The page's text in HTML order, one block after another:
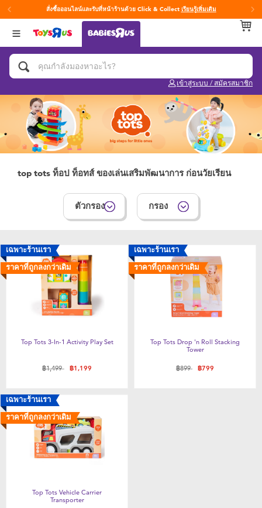
สั่งซื้อออนไลน์และรับที่หน้าร้านด้วย Click & Collect เรียนรู้เพิ่มเติม
เข้าสู่ระบบ / สมัครสมาชิก
กลับ
หมวดหมู่
แผ่นรองนอนเพลย์ยิม
ของเล่นสำหรับเด็กทารกและวัยหัดเดิน
ของขวัญและของฝากสำหรับเด็กทารก
อุปกรณ์ฝึกการอาบน้ำและการขับถ่าย
คาร์ซีทและเบาะเสริมที่นั่ง
อุปกรณ์ป้อนอาหารและอาหาร
สุขภาพและความปลอดภัย
รถเข็นเด็ก
อุปกรณ์สำหรับผู้ตั้งครรภ์
ผ้าเช็ดตัวและเครื่องนอน
แบตเตอรี่
กลับ
แบรนด์
Fisher-Price ฟิชเชอร์ ไพรซ์
กลับ
Age
0~2 ปี
3~4 ปี
5~7 ปี
8~11 ปี
12~14 ปี
top tots ท็อป ท็อทส์ ของเล่นเสริมพัฒนาการ ก่อนวัยเรียน
ตัวกรอง กรอง
เฉพาะร้านเรา
ราคาที่ถูกลงกว่าเดิม
Top Tots 3-In-1 Activity Play Set
ลดราคาจาก
฿1,499ถึง฿1,199
เฉพาะร้านเรา
ราคาที่ถูกลงกว่าเดิม
Top Tots Drop 'n Roll Stacking
Tower
ลดราคาจาก
฿899ถึง฿799
เฉพาะร้านเรา
ราคาที่ถูกลงกว่าเดิม
Top Tots Vehicle Carrier
Transporter